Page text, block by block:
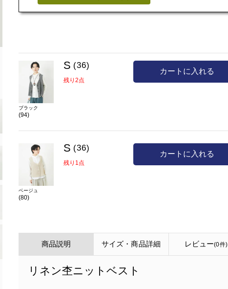
ブラック
(94)
S (36)
残り2点
カートに入れる
ベージュ
(80)
S (36)
残り1点
カートに入れる
商品説明 サイズ・商品詳細 レビュー(0件)
リネン杢ニットベスト